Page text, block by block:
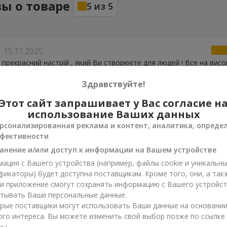
о товаре 5 из 5
15.11.2025
настрій , який Ви створюєте для людей ! Все на
08.10.2025
вам за вашу працю. Подарунок неймовірний, квіти дуже
Здравствуйте!
Этот сайт запрашивает у Вас согласие на
использование Ваших данных
реклама и контент, аналитика,
и/или доступ к информации на Вашем устройстве
с Вашего устройства (например, файлы cookie и
будет доступна поставщикам. Кроме того, они, а
приложение смогут сохранять информацию с Вашего
Ваши персональные данные.
поставщики могут использовать Ваши данные на основании
интереса. Вы можете изменить свой выбор позже по ссылке